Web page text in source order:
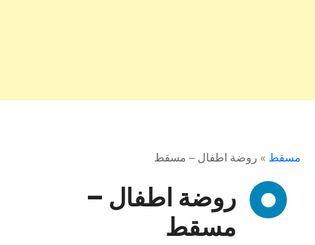
مسقط » روضة اطفال – مسقط
روضة اطفال –
مسقط